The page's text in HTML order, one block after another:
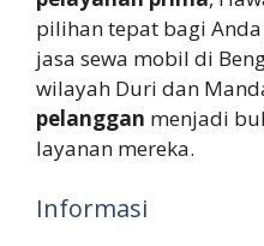
pilihan tepat bagi
jasa sewa mobil di
wilayah Duri dan
pelanggan menjadi
layanan mereka.
Informasi